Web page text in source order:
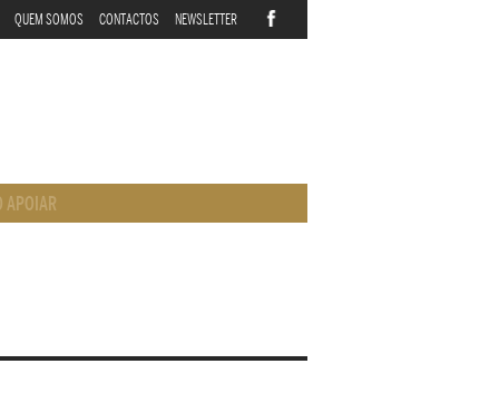
QUEM SOMOS CONTACTOS NEWSLETTER
APOIAR